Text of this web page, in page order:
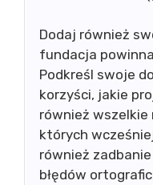
Dodaj również
fundacja
Podkreśl swoje
korzyści, jakie
również wszelkie
których
również
błędów